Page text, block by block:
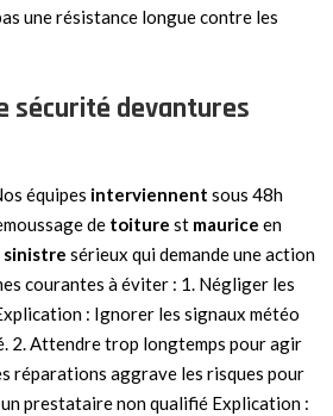
une résistance longue contre les
sécurité devantures
équipes interviennent sous 48h
de toiture st maurice en
sinistre sérieux qui demande une action
courantes à éviter : 1. Négliger les
: Ignorer les signaux météo
2. Attendre trop longtemps pour agir
réparations aggrave les risques pour
prestataire non qualifié Explication :